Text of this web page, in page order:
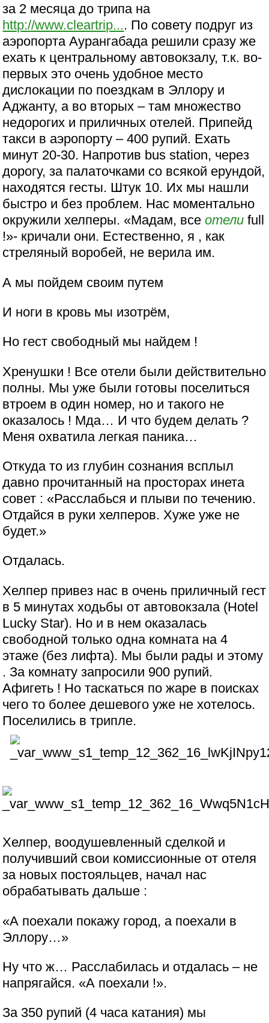
за 2 месяца до трипа на
http://www.cleartrip.... По совету подруг из
аэропорта Аурангабада решили сразу же
ехать к центральному автовокзалу, т.к. во-
первых это очень удобное место
дислокации по поездкам в Эллору и
Аджанту, а во вторых – там множество
недорогих и приличных отелей. Припейд
такси в аэропорту – 400 рупий. Ехать
минут 20-30. Напротив bus station, через
дорогу, за палаточками со всякой ерундой,
находятся гесты. Штук 10. Их мы нашли
быстро и без проблем. Нас моментально
окружили хелперы. «Мадам, всеотели full
!»- кричали они. Естественно, я , как
стреляный воробей, не верила им.
А мы пойдем своим путем
И ноги в кровь мы изотрём,
Но гест свободный мы найдем !
Хренушки ! Все отели были действительно
полны. Мы уже были готовы поселиться
втроем в один номер, но и такого не
оказалось ! Мда… И что будем делать ?
Меня охватила легкая паника…
Откуда то из глубин сознания всплыл
давно прочитанный на просторах инета
совет : «Расслабься и плыви по течению.
Отдайся в руки хелперов. Хуже уже не
будет.»
Отдалась.
Хелпер привез нас в очень приличный гест
в 5 минутах ходьбы от автовокзала (Hotel
Lucky Star). Но и в нем оказалась
свободной только одна комната на 4
этаже (без лифта). Мы были рады и этому
. За комнату запросили 900 рупий.
Афигеть ! Но таскаться по жаре в поисках
чего то более дешевого уже не хотелось.
Поселились в трипле.
Хелпер, воодушевленный сделкой и
получивший свои комиссионные от отеля
за новых постояльцев, начал нас
обрабатывать дальше :
«А поехали покажу город, а поехали в
Эллору…»
Ну что ж… Расслабилась и отдалась – не
напрягайся. «А поехали !».
За 350 рупий (4 часа катания) мы